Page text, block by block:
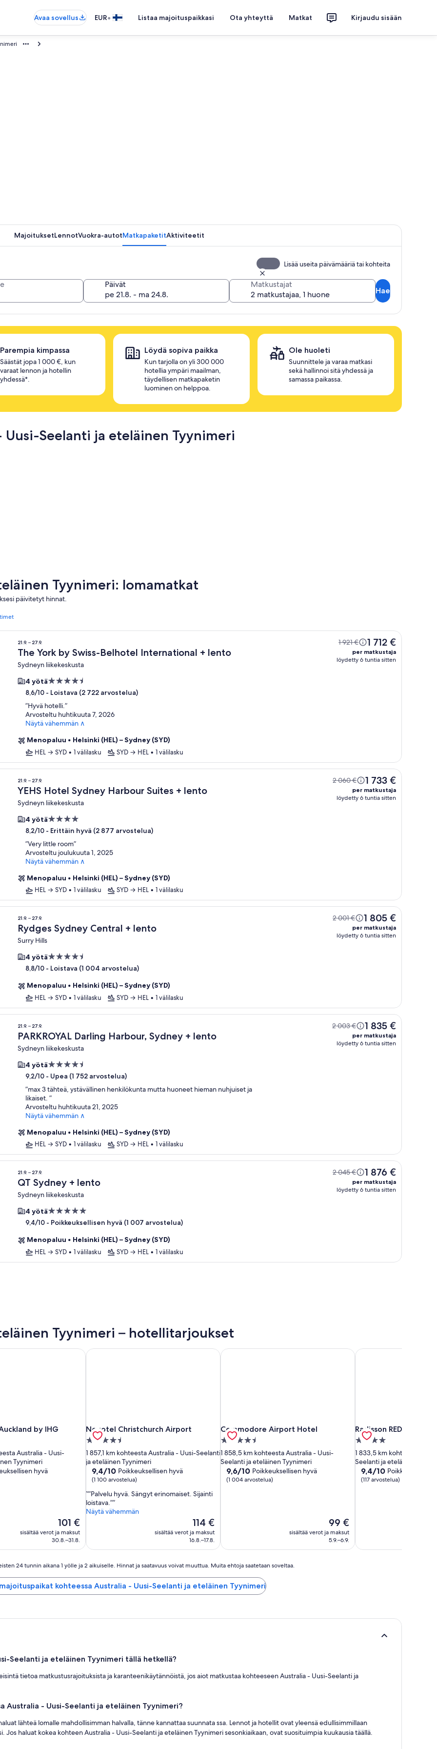
Avaa sovellus EUR• Listaa majoituspaikkasi Ota yhteyttä Matkat Kirjaudu sisään
MajoituksetLennotVuokra-autotMatkapaketitAktiviteetit
Lisää useita päivämääriä tai kohteita
Päivät Matkustajat
Hae
Parempia kimpassa
Säästät jopa 1 000 €, kun
varaat lennon ja hotellin
yhdessä*.
Löydä sopiva paikka
Kun tarjolla on yli 300 000
hotellia ympäri maailman,
täydellisen matkapaketin
luominen on helppoa.
Ole huoleti
Suunnittele ja varaa matkasi
sekä hallinnoi sitä yhdessä ja
samassa paikassa.
Seelanti ja eteläinen Tyynimeri
Tyynimeri: lomamatkat
päivitetyt hinnat.
21.9. – 27.9.
The York by Swiss-Belhotel International + lento
Sydneyn liikekeskusta
4 yötä4.5
tähden
majoituspaikka
8,6/10 - Loistava (2 722 arvostelua)
”Hyvä hotelli.”
Arvosteltu huhtikuuta 7, 2026
Näytä vähemmän ∧
Menopaluu • Helsinki (HEL) – Sydney (SYD)
HEL → SYD • 1 välilasku SYD → HEL • 1 välilasku
1 921 € 1 712 €
per matkustaja
löydetty 6 tuntia sitten
21.9. – 27.9.
YEHS Hotel Sydney Harbour Suites + lento
Sydneyn liikekeskusta
4 yötä4.0
tähden
majoituspaikka
8,2/10 - Erittäin hyvä (2 877 arvostelua)
”Very little room”
Arvosteltu joulukuuta 1, 2025
Näytä vähemmän ∧
Menopaluu • Helsinki (HEL) – Sydney (SYD)
HEL → SYD • 1 välilasku SYD → HEL • 1 välilasku
2 060 € 1 733 €
per matkustaja
löydetty 6 tuntia sitten
21.9. – 27.9.
Rydges Sydney Central + lento
Surry Hills
4 yötä4.5
tähden
8,8/10 - Loistava (1 004 arvostelua)
Menopaluu • Helsinki (HEL) – Sydney (SYD)
HEL → SYD • 1 välilasku SYD → HEL • 1 välilasku
2 001 € 1 805 €
per matkustaja
löydetty 6 tuntia sitten
21.9. – 27.9.
PARKROYAL Darling Harbour, Sydney + lento
Sydneyn liikekeskusta
4 yötä4.5
tähden
majoituspaikka
9,2/10 - Upea (1 752 arvostelua)
”max 3 tähteä, ystävällinen henkilökunta mutta huoneet hieman nuhjuiset ja
likaiset. ”
Arvosteltu huhtikuuta 21, 2025
Näytä vähemmän ∧
Menopaluu • Helsinki (HEL) – Sydney (SYD)
HEL → SYD • 1 välilasku SYD → HEL • 1 välilasku
2 003 € 1 835 €
per matkustaja
löydetty 6 tuntia sitten
21.9. – 27.9.
QT Sydney + lento
Sydneyn liikekeskusta
4 yötä5.0
tähden
9,4/10 - Poikkeuksellisen hyvä (1 007 arvostelua)
Menopaluu • Helsinki (HEL) – Sydney (SYD)
HEL → SYD • 1 välilasku SYD → HEL • 1 välilasku
2 045 € 1 876 €
per matkustaja
löydetty 6 tuntia sitten
Tyynimeri – hotellitarjoukset
by IHG
by IHG
Australia - Uusi-
Tyynimeri
hyvä
Hinta
on
101 €
101 €
sisältää verot ja maksut
30.8.–31.8.
by IHG
Novotel Christchurch Airport
Novotel Christchurch Airport
4.5
tähden
majoituspaikka
1 857,1 km kohteesta Australia - Uusi-Seelanti
ja eteläinen Tyynimeri
9.4
kautta
Poikkeuksellisen
hyvä,
(1 100
9,4/10 Poikkeuksellisen hyvä
(1 100 arvostelua)
”Palvelu hyvä. Sängyt erinomaiset. Sijainti
loistava.”
Näytä vähemmän
Hinta
on
114 €
114 €
sisältää verot ja maksut
16.8.–17.8.
Novotel Christchurch Airport
Commodore Airport Hotel
Commodore Airport Hotel
4.5
tähden
majoituspaikka
1 858,5 km kohteesta Australia - Uusi-
Seelanti ja eteläinen Tyynimeri
9.6
kautta
9,6/10 Poikkeuksellisen hyvä
(1 004 arvostelua)
Hinta
on
99 €
99 €
sisältää verot ja maksut
5.9.–6.9.
Commodore Airport Hotel
Radisson RED Auckland
Radisson RED Auckland
4.0
tähden
majoituspaikka
1 833,5 km kohteesta
Seelanti ja eteläinen
9.4
kautta
9,4/10
(117 arvostelua)
Radisson RED Auckland
24 tunnin aikana 1 yölle ja 2 aikuiselle. Hinnat ja saatavuus voivat muuttua. Muita ehtoja saatetaan soveltaa.
kohteessa Australia - Uusi-Seelanti ja eteläinen Tyynimeri
Seelanti ja eteläinen Tyynimeri tällä hetkellä?
tietoa matkustusrajoituksista ja karanteenikäytännöistä, jos aiot matkustaa kohteeseen Australia - Uusi-Seelanti ja
Australia - Uusi-Seelanti ja eteläinen Tyynimeri?
lähteä lomalle mahdollisimman halvalla, tänne kannattaa suunnata ssa. Lennot ja hotellit ovat yleensä edullisimmillaan
Jos haluat kokea kohteen Australia - Uusi-Seelanti ja eteläinen Tyynimeri sesonkiaikaan, ovat suosituimpia kuukausia täällä.